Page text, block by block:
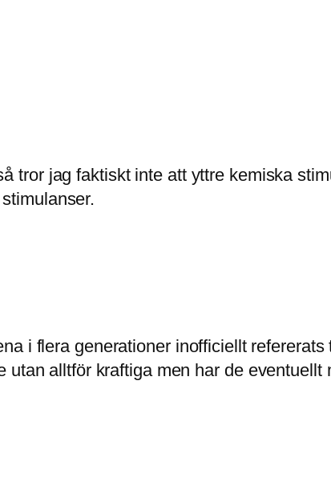
tror jag faktiskt inte att yttre kemiska
i flera generationer inofficiellt
utan alltför kraftiga men har de eventuellt